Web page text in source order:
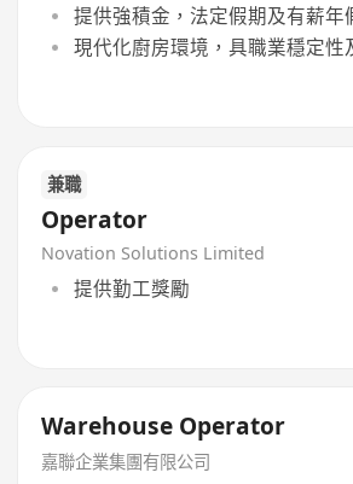
提供強積金，法定假期及有薪年
現代化廚房環境，具職業穩定性
兼職
Operator
Novation Solutions Limited
提供勤工獎勵
Warehouse Operator
嘉聯企業集團有限公司